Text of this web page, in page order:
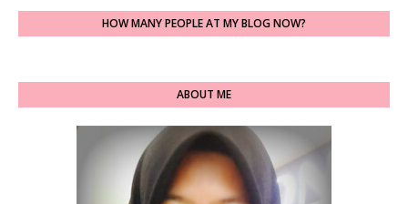
HOW MANY PEOPLE AT MY BLOG NOW?
ABOUT ME